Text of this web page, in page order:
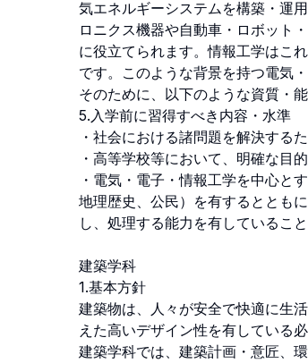
気エネルギーシステムを構築・運
ロニクス機器や自動車・ロボット
に役立てられます。情報工学はこ
です。このような背景を持つ電気
そのために、以下のような資質・
5.入学前に習得すべき内容・水準
・社会における諸問題を解決する
・高等学校等において、明確な目
・電気・電子・情報工学を中心と
地理歴史、公民）を有するととも
し、処理する能力を有していること
建築学科
1.基本方針
建築物は、人々が安全で快適に生
えた高いデザイン性を有している必
建築学科では、建築計画・意匠、